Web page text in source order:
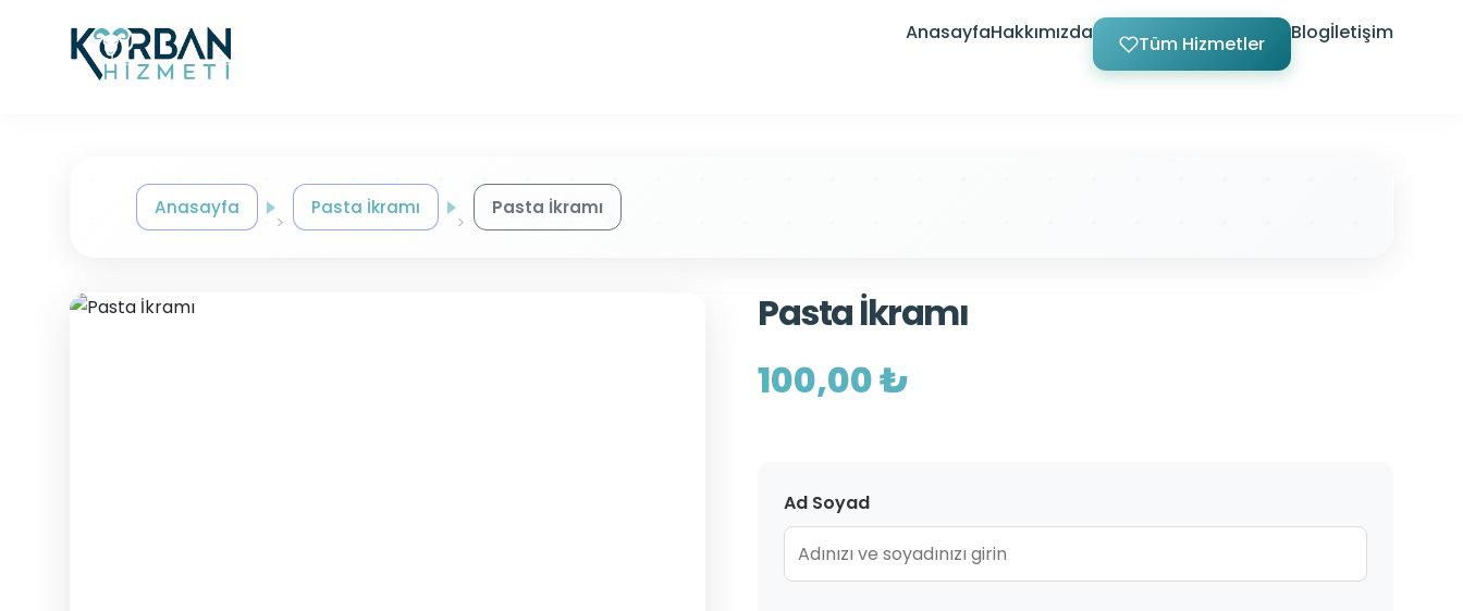
AnasayfaHakkımızda Tüm Hizmetler Blogİletişim
Anasayfa Pasta İkramı Pasta İkramı
Pasta İkramı
100,00 ₺
Ad Soyad